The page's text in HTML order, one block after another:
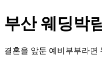
부산 웨딩박
결혼을 앞둔 예비부부라면